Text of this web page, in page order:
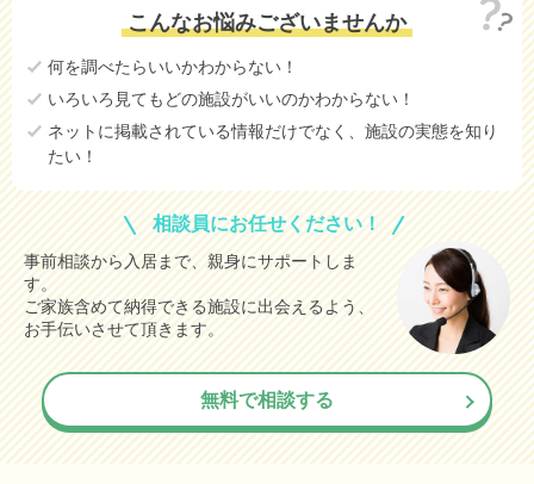
こんなお悩みございませんか
何を調べたらいいかわからない！
いろいろ見てもどの施設がいいのかわからない！
ネットに掲載されている情報だけでなく、施設の実態を知り
たい！
相談員にお任せください！
事前相談から入居まで、親身にサポートしま
す。
ご家族含めて納得できる施設に出会えるよう、
お手伝いさせて頂きます。
無料で相談する